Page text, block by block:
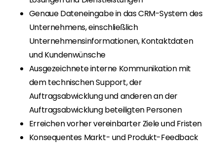
Genaue Dateneingabe in das CRM-System des
Unternehmens, einschließlich
Unternehmensinformationen, Kontaktdaten
und Kundenwünsche
Ausgezeichnete interne Kommunikation mit
dem technischen Support, der
Auftragsabwicklung und anderen an der
Auftragsabwicklung beteiligten Personen
Erreichen vorher vereinbarter Ziele und Fristen
Konsequentes Markt- und Produkt-Feedback